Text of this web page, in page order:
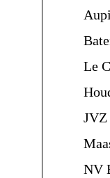
Le
NV